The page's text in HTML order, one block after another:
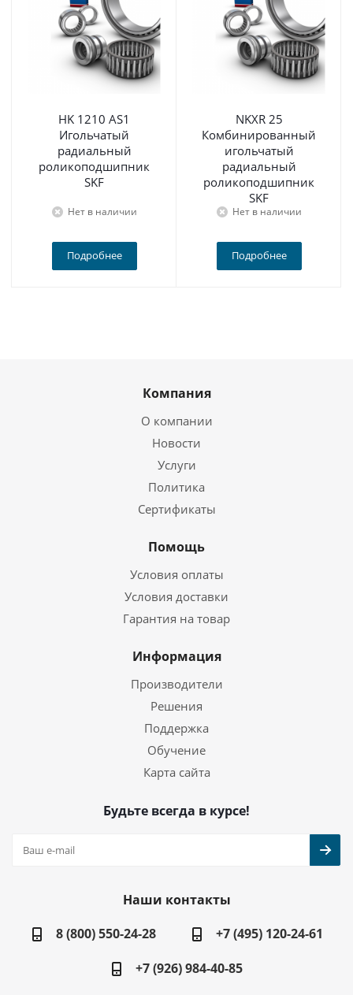
HK 1210 AS1
Игольчатый
радиальный
роликоподшипник
SKF
Нет в наличии
Подробнее
NKXR 25
Комбинированный
игольчатый
радиальный
роликоподшипник
SKF
Нет в наличии
Подробнее
Компания
О компании
Новости
Услуги
Политика
Сертификаты
Помощь
Условия оплаты
Условия доставки
Гарантия на товар
Информация
Производители
Решения
Поддержка
Обучение
Карта сайта
Будьте всегда в курсе!
Наши контакты
8 (800) 550-24-28
+7 (495) 120-24-61
+7 (926) 984-40-85